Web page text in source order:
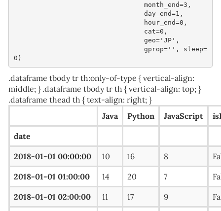
month_end=3 ,
day_end=1 ,
hour_end=0 ,
cat=0 ,
geo='JP' ,
gprop='' , sleep=
0 )
.dataframe tbody tr th:only-of-type { vertical-align:
middle; } .dataframe tbody tr th { vertical-align: top; }
.dataframe thead th { text-align: right; }
Java
Python JavaScript
date
2018-01-01 00:00:00 10 16 8
2018-01-01 01:00:00 14 20 7
2018-01-01 02:00:00 11 17 9